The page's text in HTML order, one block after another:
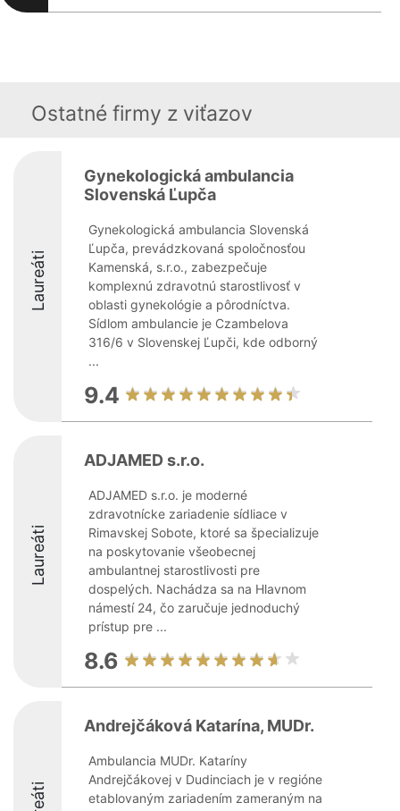
Ostatné firmy z viťazov
Laureáti
Gynekologická ambulancia
Slovenská Ľupča
Gynekologická ambulancia Slovenská
Ľupča, prevádzkovaná spoločnosťou
Kamenská, s.r.o., zabezpečuje
komplexnú zdravotnú starostlivosť v
oblasti gynekológie a pôrodníctva.
Sídlom ambulancie je Czambelova
316/6 v Slovenskej Ľupči, kde odborný
...
9.4
Laureáti
ADJAMED s.r.o.
ADJAMED s.r.o. je moderné
zdravotnícke zariadenie sídliace v
Rimavskej Sobote, ktoré sa špecializuje
na poskytovanie všeobecnej
ambulantnej starostlivosti pre
dospelých. Nachádza sa na Hlavnom
námestí 24, čo zaručuje jednoduchý
prístup pre ...
8.6
Andrejčáková Katarína, MUDr.
Ambulancia MUDr. Kataríny
Andrejčákovej v Dudinciach je v regióne
etablovaným zariadením zameraným na